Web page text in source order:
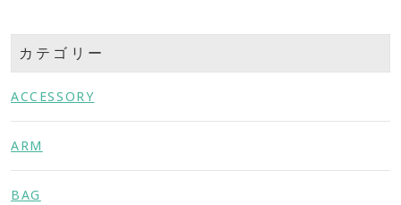
カテゴリー
ACCESSORY
ARM
BAG